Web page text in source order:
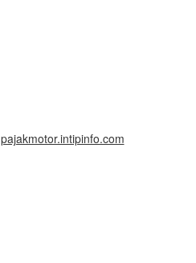
pajakmotor.intipinfo.com